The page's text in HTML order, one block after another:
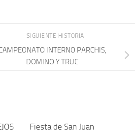
SIGUIENTE HISTORIA
INTERNO PARCHIS,
DOMINO Y TRUC
Fiesta de San Juan